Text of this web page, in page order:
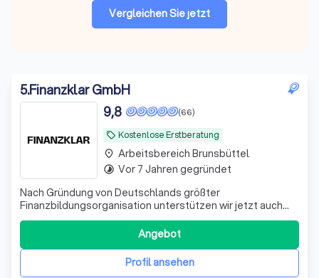
Vergleichen Sie jetzt
5.Finanzklar GmbH
local_offer Kostenlose Erstberatung
(66)
9,8
Nach Gründung von Deutschlands größter
Finanzbildungsorganisation unterstützen wir jetzt auch
bei der Umsetzung. Bekannt aus ZDF, ARD, RTL und vielen
Profil ansehen
Angebot
place Arbeitsbereich Brunsbüttel
timelapse Vor 7 Jahren gegründet